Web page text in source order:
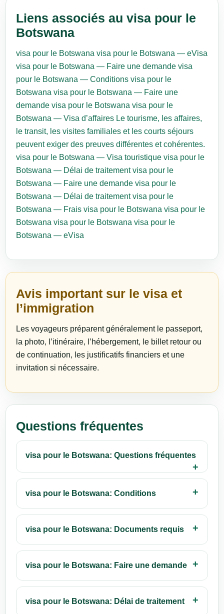
Liens associés au visa pour le
Botswana
visa pour le Botswana visa pour le Botswana — eVisa
visa pour le Botswana — Faire une demande visa
pour le Botswana — Conditions visa pour le
Botswana visa pour le Botswana — Faire une
demande visa pour le Botswana visa pour le
Botswana — Visa d’affaires Le tourisme, les affaires,
le transit, les visites familiales et les courts séjours
peuvent exiger des preuves différentes et cohérentes.
visa pour le Botswana — Visa touristique visa pour le
Botswana — Délai de traitement visa pour le
Botswana — Faire une demande visa pour le
Botswana — Délai de traitement visa pour le
Botswana — Frais visa pour le Botswana visa pour le
Botswana visa pour le Botswana visa pour le
Botswana — eVisa
Avis important sur le visa et
l’immigration
Les voyageurs préparent généralement le passeport,
la photo, l’itinéraire, l’hébergement, le billet retour ou
de continuation, les justificatifs financiers et une
invitation si nécessaire.
Questions fréquentes
visa pour le Botswana: Questions fréquentes
visa pour le Botswana: Conditions
visa pour le Botswana: Documents requis
visa pour le Botswana: Faire une demande
visa pour le Botswana: Délai de traitement